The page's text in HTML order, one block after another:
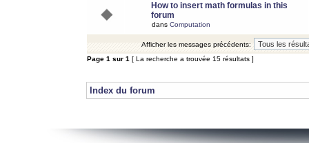
How to insert math formulas in this
forum
dans Computation
Afficher les messages précédents:
Page 1 sur 1 [ La recherche a trouvée 15 résultats ]
Index du forum